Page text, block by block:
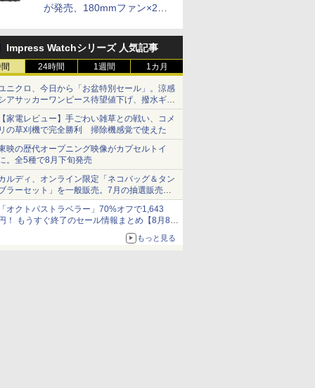
が発売、180mmファン×2搭
Impress Watchシリーズ 人気記事
24時間 1週間 1カ月
ニクロ、今日から「お盆特別セール」。涼感
アサッカーワンピース待望値下げ、撥水ギア
ョーツは1990円に
【家電レビュー】手ごわい雑草との戦い、コメ
リの草刈機で完全勝利 掃除機感覚で使えた
映の歴代オープニング映像がカプセルトイ
。全5種で8月下旬発売
ルディ、オンライン限定「ネコバッグ＆タン
ラーセット」を一般販売。7月の抽選販売の
選無効分
「オクトパストラベラー」70%オフで1,643
円！ もうすぐ終了のセール情報まとめ【8月8日
ニンテンドーeショップでは「大神 絶景版」が
もっと見る